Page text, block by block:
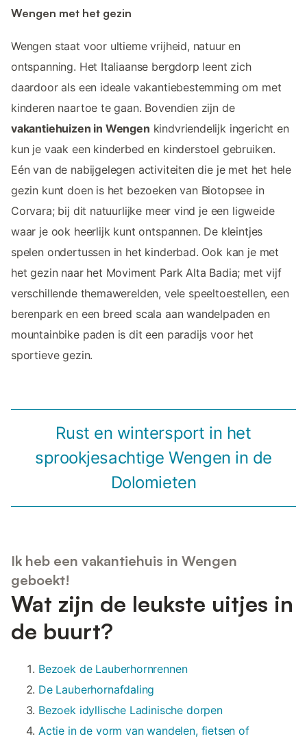
Wengen met het gezin
Wengen staat voor ultieme vrijheid, natuur en
ontspanning. Het Italiaanse bergdorp leent zich
daardoor als een ideale vakantiebestemming om met
kinderen naartoe te gaan. Bovendien zijn de
vakantiehuizen in Wengen kindvriendelijk ingericht en
kun je vaak een kinderbed en kinderstoel gebruiken.
Eén van de nabijgelegen activiteiten die je met het hele
gezin kunt doen is het bezoeken van Biotopsee in
Corvara; bij dit natuurlijke meer vind je een ligweide
waar je ook heerlijk kunt ontspannen. De kleintjes
spelen ondertussen in het kinderbad. Ook kan je met
het gezin naar het Moviment Park Alta Badia; met vijf
verschillende themawerelden, vele speeltoestellen, een
berenpark en een breed scala aan wandelpaden en
mountainbike paden is dit een paradijs voor het
sportieve gezin.
Rust en wintersport in het
sprookjesachtige Wengen in de
Dolomieten
Ik heb een vakantiehuis in Wengen
geboekt!
Wat zijn de leukste uitjes in
de buurt?
Bezoek de Lauberhornrennen
De Lauberhornafdaling
Bezoek idyllische Ladinische dorpen
Actie in de vorm van wandelen, fietsen of